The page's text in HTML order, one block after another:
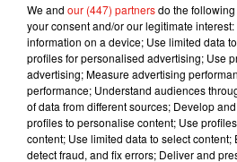
ainsi que "certaines fontaines
des parcs ou jardins
public".
"Ce sont des traces infimes
quand même donc on a
We and our (447) partnersdo the
your consent and/or our legitimate
information on a device; Use limited data
profiles for personalised advertising; Use
advertising; Measure advertising
performance; Understand audiences
of data from different sources; Develop
profiles to personalise content; Use
content; Use limited data to select content;
detect fraud, and fix errors; Deliver and